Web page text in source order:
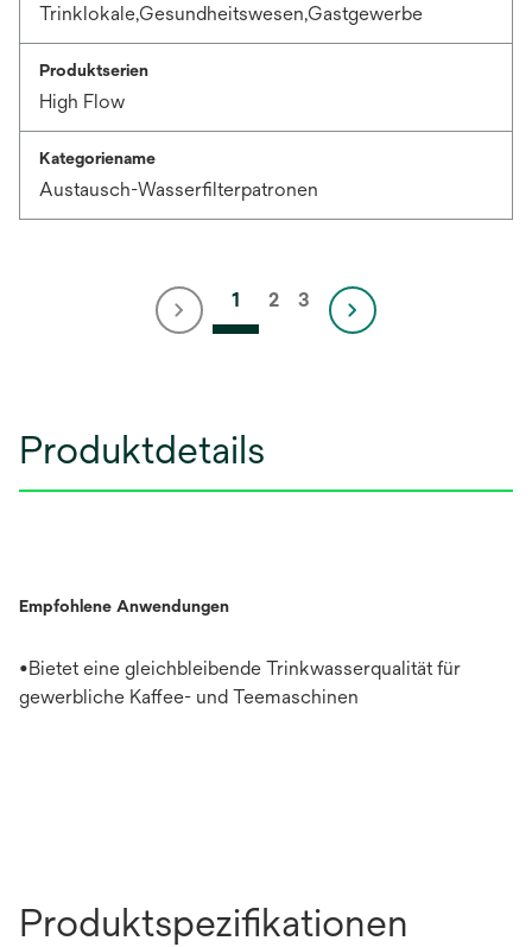
Trinklokale,Gesundheitswesen,Gastgewerbe
Produktserien
High Flow
Kategoriename
Austausch-Wasserfilterpatronen
1 2 3
Produktdetails
Empfohlene Anwendungen
•Bietet eine gleichbleibende Trinkwasserqualität für
gewerbliche Kaffee- und Teemaschinen
Produktspezifikationen